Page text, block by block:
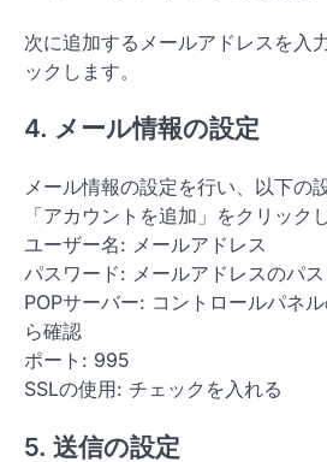
次に追加するメールアドレスを入
ックします。
4. メール情報の設定
メール情報の設定を行い、以下の
「アカウントを追加」をクリック
ユーザー名: メールアドレス
パスワード: メールアドレスのパ
POPサーバー: コントロールパネ
ら確認
ポート: 995
SSLの使用: チェックを入れる
5. 送信の設定